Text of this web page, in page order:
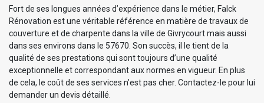
Fort de ses longues années d’expérience dans le métier, Falck
Rénovation est une véritable référence en matière de travaux de
couverture et de charpente dans la ville de Givrycourt mais aussi
dans ses environs dans le 57670. Son succès, il le tient de la
qualité de ses prestations qui sont toujours d’une qualité
exceptionnelle et correspondant aux normes en vigueur. En plus
de cela, le coût de ses services n’est pas cher. Contactez-le pour lui
demander un devis détaillé.